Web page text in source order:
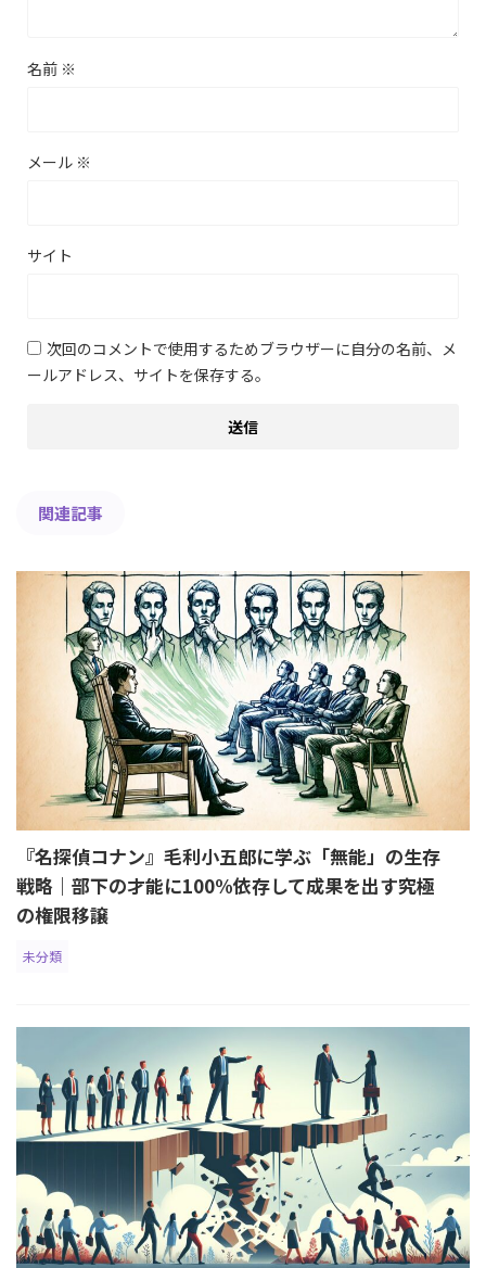
名前 ※
メール ※
サイト
次回のコメントで使用するためブラウザーに自分の名前、メ
ールアドレス、サイトを保存する。
関連記事
『名探偵コナン』毛利小五郎に学ぶ「無能」の生存
戦略｜部下の才能に100%依存して成果を出す究極
の権限移譲
未分類